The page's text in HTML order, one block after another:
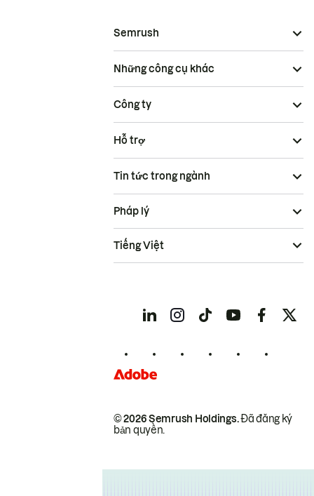
Semrush
Những công cụ khác
Công ty
Hỗ trợ
Tin tức trong ngành
© 2026 Semrush Holdings.Đã đăng ký
bản quyền.
Pháp lý
Tiếng Việt